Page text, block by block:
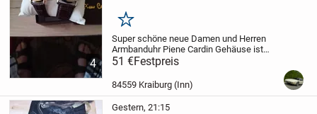
4
Merken
Super schöne neue Damen und Herren
Armbanduhr Piene Cardin Gehäuse ist
aus Metall Silber mit Leder Band im Set zu
verkaufen Versand bezahle ich
Übernehme keine Haftung und auch keine
Rücknahme und...
51 €Festpreis
84559 Kraiburg (Inn)
Gestern, 21:15